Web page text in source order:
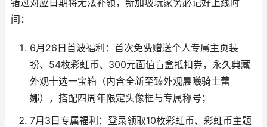
错过对应日期将无法补领，新加坡玩家务必记好上线时
间：
6月26日首波福利：首次免费赠送个人专属主页装
扮、54枚彩虹币、300元面值盲盒抵扣券，永久典藏
外观十选一宝箱（内含全新至臻外观晨曦骑士蕾
娜），搭配四周年限定头像框与专属称号；
7月3日专属福利：登录领取10枚彩虹币、彩虹币主题